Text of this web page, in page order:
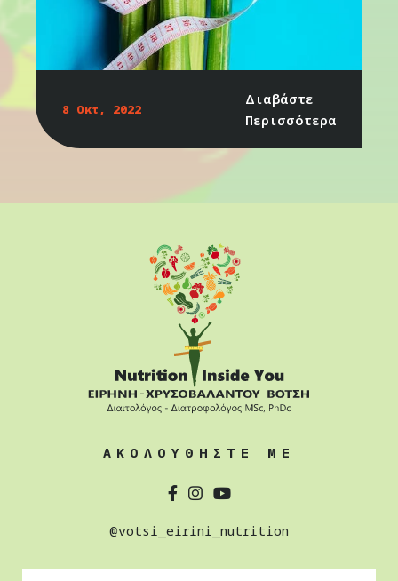
8 Οκτ, 2022
Διαβάστε
Περισσότερα
ΑΚΟΛΟΥΘΗΣΤΕ ΜΕ
@votsi_eirini_nutrition